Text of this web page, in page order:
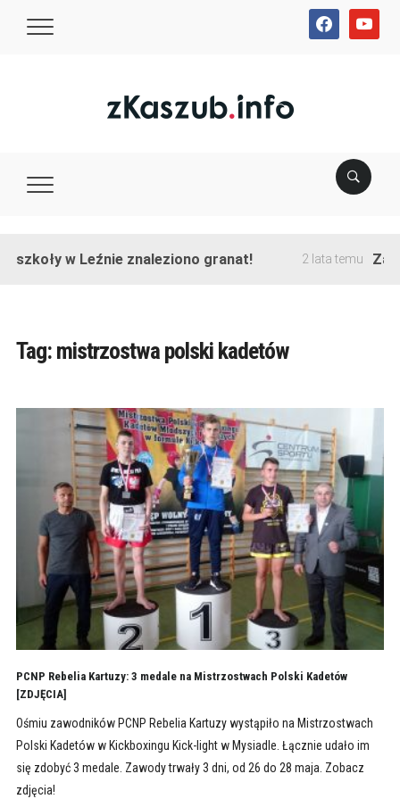
facebookyoutube
szkoły w Leźnie znaleziono granat! 2 lata temu
Tag: mistrzostwa polski kadetów
PCNP Rebelia Kartuzy: 3 medale na Mistrzostwach Polski Kadetów
[ZDJĘCIA]
Ośmiu zawodników PCNP Rebelia Kartuzy wystąpiło na Mistrzostwach
Polski Kadetów w Kickboxingu Kick-light w Mysiadle. Łącznie udało im
się zdobyć 3 medale. Zawody trwały 3 dni, od 26 do 28 maja. Zobacz
zdjęcia!